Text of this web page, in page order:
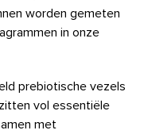
worden gemeten
in onze
prebiotische vezels
vol essentiële
met